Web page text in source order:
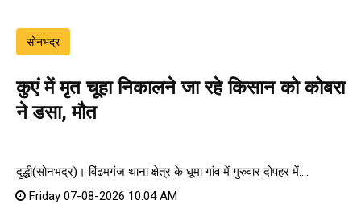
सोनभद्र
कुएं में मृत चूहा निकालने जा रहे किसान को कोबरा
ने डसा, मौत
दुद्धी(सोनभद्र)। विंढमगंज थाना क्षेत्र के धूमा गांव में गुरुवार दोपहर में....
Friday 07-08-2026 10:04 AM